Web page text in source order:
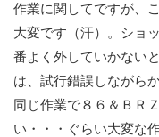
作業に関してですが、
大変です（汗）。ショ
番よく外していかない
は、試行錯誤しながら
同じ作業で８６＆ＢＲ
い・・・ぐらい大変な